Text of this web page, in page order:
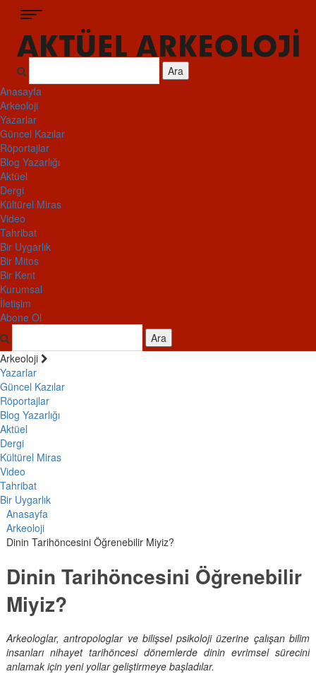
Ara
Anasayfa
Arkeoloji
Yazarlar
Güncel Kazılar
Röportajlar
Blog Yazarlığı
Aktüel
Dergi
Kültürel Miras
Video
Tahribat
Bir Uygarlık
Bir Mitos
Bir Kent
Kurumsal
İletişim
Abone Ol
Ara
Arkeoloji
Yazarlar
Güncel Kazılar
Röportajlar
Blog Yazarlığı
Aktüel
Dergi
Kültürel Miras
Video
Tahribat
Bir Uygarlık
Anasayfa
Arkeoloji
Dinin Tarihöncesini Öğrenebilir Miyiz?
Dinin Tarihöncesini Öğrenebilir
Miyiz?
Arkeologlar, antropologlar ve bilişsel psikoloji üzerine çalışan bilim
insanları nihayet tarihöncesi dönemlerde dinin evrimsel sürecini
anlamak için yeni yollar geliştirmeye başladılar.